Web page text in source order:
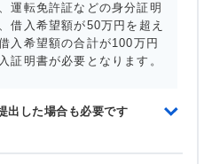
運転免許証などの身分証明
借入希望額が50万円を超え
入希望額の合計が100万円
証明書が必要となります。
出した場合も必要です